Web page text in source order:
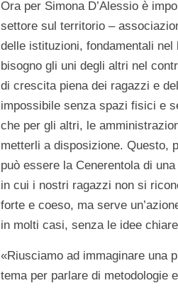
Ora per Simona D’Alessio è
settore sul territorio –
delle istituzioni, fondamentali
bisogno gli uni degli altri nel
di crescita piena dei ragazzi e
impossibile senza spazi fisici e
che per gli altri, le
metterli a disposizione. Questo,
può essere la Cenerentola di
in cui i nostri ragazzi non si
forte e coeso, ma serve
in molti casi, senza le idee
«Riusciamo ad immaginare una
tema per parlare di metodologie